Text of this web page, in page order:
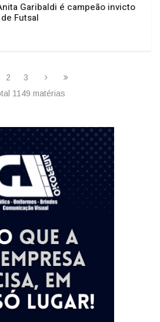
Garibaldi é campeão invicto
Futsal
2
3
1149 matérias